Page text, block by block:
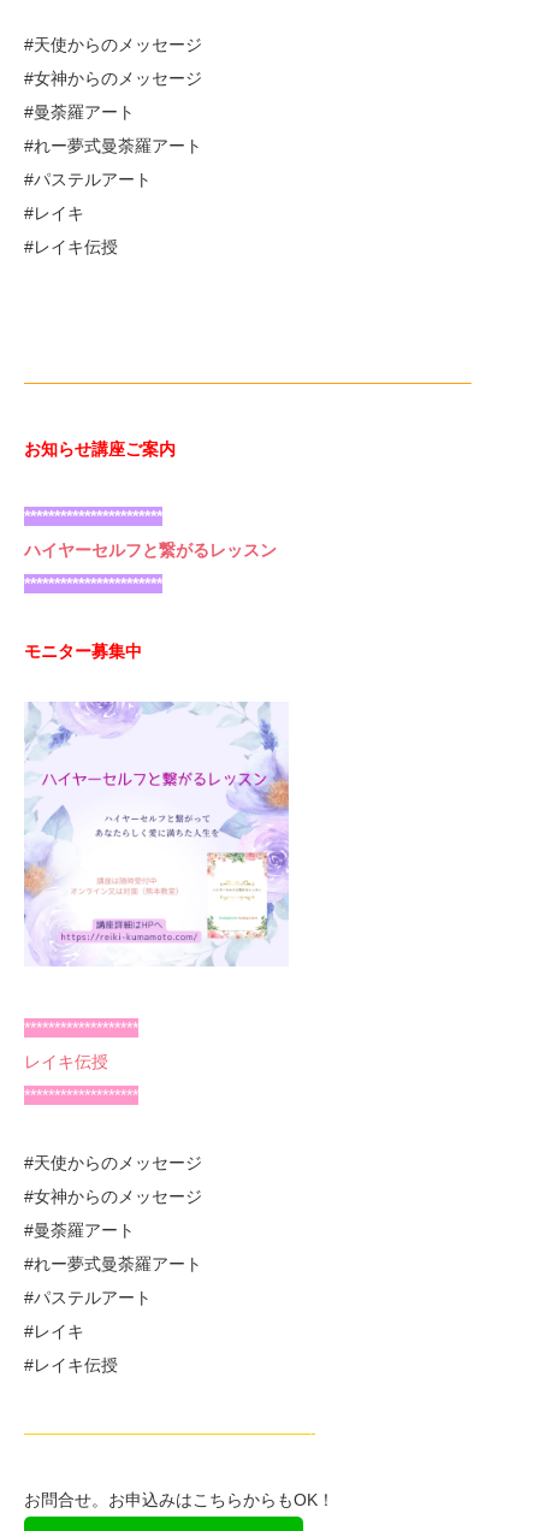
#天使からのメッセージ
#女神からのメッセージ
#曼荼羅アート
#れー夢式曼荼羅アート
#パステルアート
#レイキ
#レイキ伝授
——————————————————————————–
お知らせ講座ご案内
***********************
ハイヤーセルフと繋がるレッスン
***********************
モニター募集中
*******************
レイキ伝授
*******************
#天使からのメッセージ
#女神からのメッセージ
#曼荼羅アート
#れー夢式曼荼羅アート
#パステルアート
#レイキ
#レイキ伝授
—————————————————-
お問合せ。お申込みはこちらからもOK！